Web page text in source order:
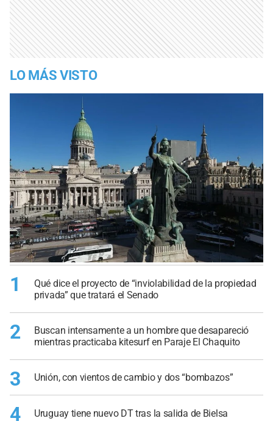
LO MÁS VISTO
1
Qué dice el proyecto de “inviolabilidad de la propiedad
privada” que tratará el Senado
2
Buscan intensamente a un hombre que desapareció
mientras practicaba kitesurf en Paraje El Chaquito
3 Unión, con vientos de cambio y dos “bombazos”
4 Uruguay tiene nuevo DT tras la salida de Bielsa